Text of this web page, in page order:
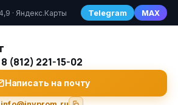
· Яндекс.Карты Telegram MAX
8 (812) 221-15-02
Написать на почту